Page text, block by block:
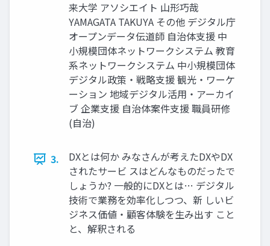
来大学 アソシエイト 山形巧哉
YAMAGATA TAKUYA その他 デジタル庁
オープンデータ伝道師 自治体支援 中
小規模団体ネットワークシステム 教育
系ネットワークシステム 中小規模団体
デジタル政策・戦略支援 観光・ワーケ
ーション 地域デジタル活用・アーカイ
ブ 企業支援 自治体案件支援 職員研修
(自治)
3.
DXとは何か みなさんが考えたDXやDX
されたサービ スはどんなものだったで
しょうか? 一般的にDXとは… デジタル
技術で業務を効率化しつつ、新 しいビ
ジネス価値・顧客体験を生み出す こと
と、解釈される